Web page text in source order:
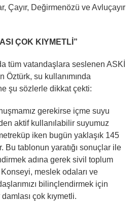
Çayır, Değirmenözü ve Avluçayır
ÇOK KIYMETLİ”
tüm vatandaşlara seslenen ASKİ
Öztürk, su kullanımında
şu sözlerle dikkat çekti:
gerekirse içme suyu
aktif kullanılabilir suyumuz
iken bugün yaklaşık 145
Bu tablonun yaratığı sonuçlar ile
adına gerek sivil toplum
meslek odaları ve
bilinçlendirmek için
çok kıymetli.